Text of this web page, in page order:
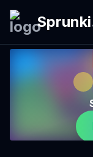
Sprunki